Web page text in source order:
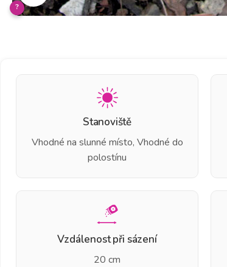
?
Stanoviště
Vhodné na slunné místo, Vhodné do
polostínu
Vzdálenost při sázení
20 cm